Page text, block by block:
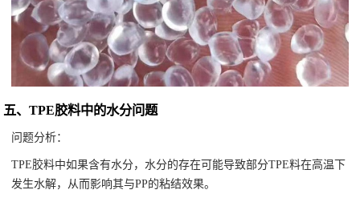
五、TPE胶料中的水分问题
问题分析：
TPE胶料中如果含有水分，水分的存在可能导致部分TPE料在高温下
发生水解，从而影响其与PP的粘结效果。